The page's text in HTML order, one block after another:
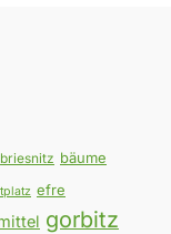
briesnitz bäume
efre
gorbitz